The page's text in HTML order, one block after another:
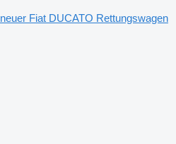
neuer Fiat DUCATO Rettungswagen